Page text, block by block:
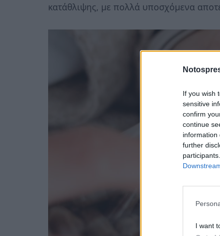
If you wish
sensitive
confirm
continue
information
further
I want
κατάθλιψης, με πολλά υποσχόμενα